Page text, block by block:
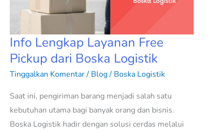
Info Lengkap Layanan Free
Pickup dari Boska Logistik
Tinggalkan Komentar/ Blog/ Boska Logistik
Saat ini, pengiriman barang menjadi salah satu
kebutuhan utama bagi banyak orang dan bisnis.
Boska Logistik hadir dengan solusi cerdas melalui
dari
Logistik